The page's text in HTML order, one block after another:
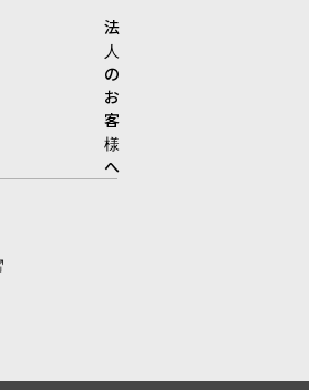
法
人
の
お
客
様
へ